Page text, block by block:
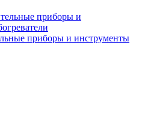
приборы и инструменты